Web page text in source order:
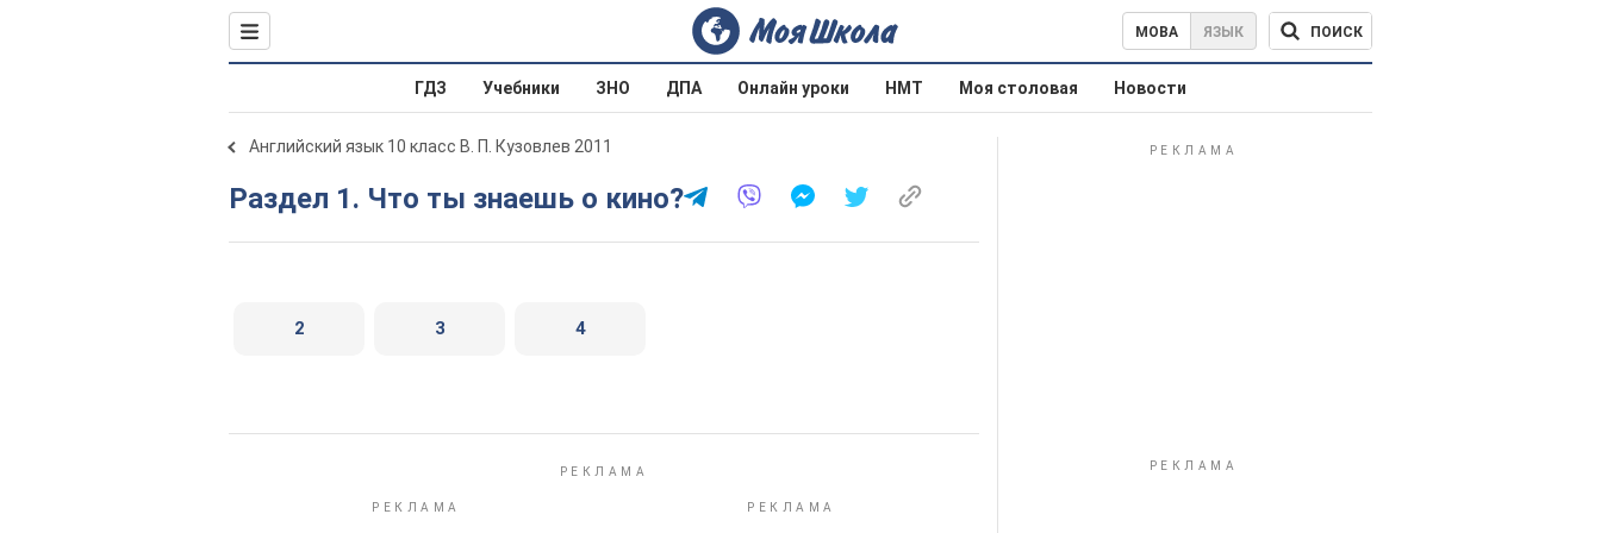
МОВА ЯЗЫК ПОИСК
ГДЗ Учебники ЗНО ДПА Онлайн уроки НМТ Моя столовая Новости
Английский язык 10 класс В. П. Кузовлев 2011
Раздел 1. Что ты знаешь о кино?
2 3 4